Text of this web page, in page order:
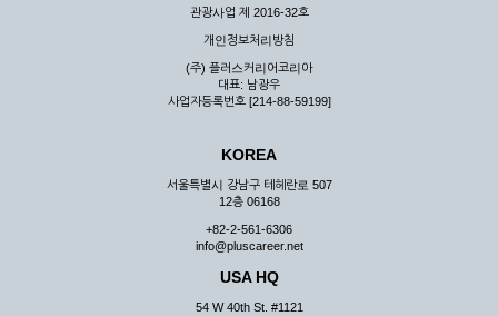
관광사업 제 2016-32호
개인정보처리방침
(주) 플러스커리어코리아
대표: 남광우
사업자등록번호 [214-88-59199]
KOREA
서울특별시 강남구 테헤란로 507
12층 06168
+82-2-561-6306
info@pluscareer.net
USA HQ
54 W 40th St. #1121